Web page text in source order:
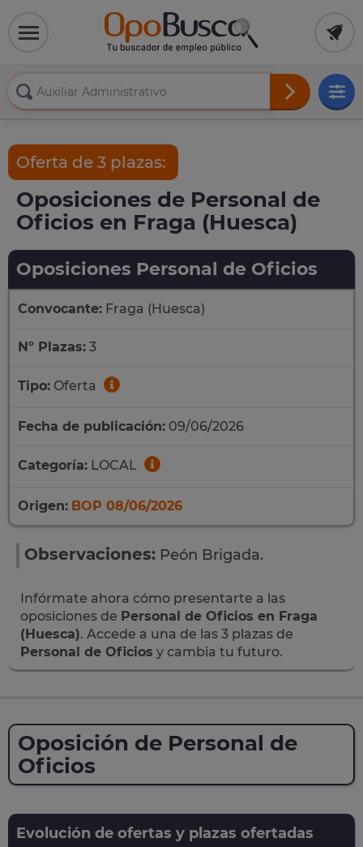
Oferta de 3 plazas:
Oposiciones de Personal de
Oficios en Fraga (Huesca)
Oposiciones Personal de Oficios
Convocante: Fraga (Huesca)
Nº Plazas: 3
Tipo: Oferta
Fecha de publicación: 09/06/2026
Categoría: LOCAL
Origen: BOP 08/06/2026
Observaciones: Peón Brigada.
Infórmate ahora cómo presentarte a las
oposiciones de Personal de Oficios en Fraga
(Huesca). Accede a una de las 3 plazas de
Personal de Oficios y cambia tu futuro.
Oposición de Personal de
Oficios
Evolución de ofertas y plazas ofertadas